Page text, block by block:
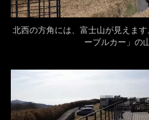
北西の方角には、富士山が見えま
ーブルカー」の